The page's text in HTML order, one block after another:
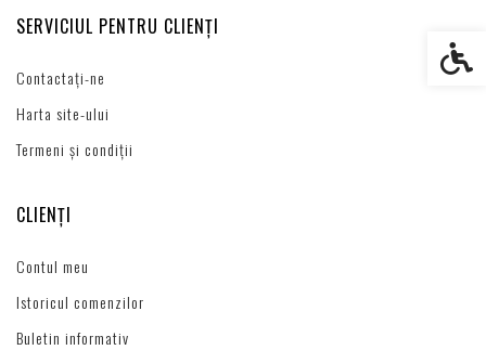
SERVICIUL PENTRU CLIENȚI
Contactați-ne
Harta site-ului
Termeni și condiții
CLIENȚI
Contul meu
Istoricul comenzilor
Buletin informativ
Setări